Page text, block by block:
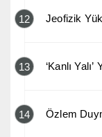
12 Jeofizik
13 ‘Kanlı
14 Özlem